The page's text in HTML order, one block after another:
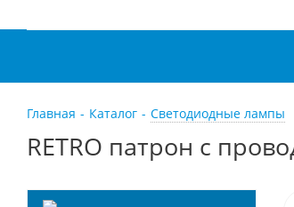
Главная - Каталог - Светодиодные лампы
RETRO патрон с